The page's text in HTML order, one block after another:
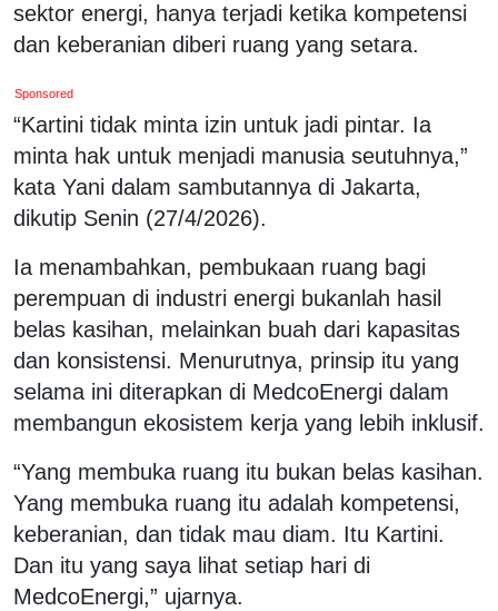
sektor energi, hanya terjadi ketika kompetensi
dan keberanian diberi ruang yang setara.
Sponsored
“Kartini tidak minta izin untuk jadi pintar. Ia
minta hak untuk menjadi manusia seutuhnya,”
kata Yani dalam sambutannya di Jakarta,
dikutip Senin (27/4/2026).
Ia menambahkan, pembukaan ruang bagi
perempuan di industri energi bukanlah hasil
belas kasihan, melainkan buah dari kapasitas
dan konsistensi. Menurutnya, prinsip itu yang
selama ini diterapkan di MedcoEnergi dalam
membangun ekosistem kerja yang lebih inklusif.
“Yang membuka ruang itu bukan belas kasihan.
Yang membuka ruang itu adalah kompetensi,
keberanian, dan tidak mau diam. Itu Kartini.
Dan itu yang saya lihat setiap hari di
MedcoEnergi,” ujarnya.